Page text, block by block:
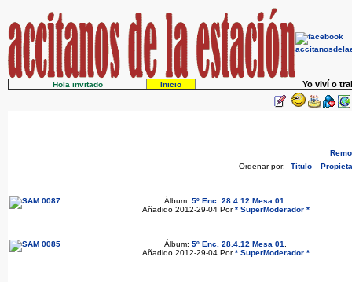
Hola invitado Inicio Yo viví o
Ordenar por:
Título
Álbum: 5º Enc. 28.4.12 Mesa 01
Añadido 2012-29-04 Por* SuperModerador *
Álbum: 5º Enc. 28.4.12 Mesa 01
Añadido 2012-29-04 Por* SuperModerador *